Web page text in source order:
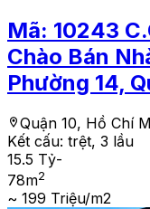
Mã: 10243
Chào Bán
Phường 14,
Quận 10, Hồ Chí
Kết cấu: trệt, 3 lầu
15.5 Tỷ-
78m2
~ 199 Triệu/m2